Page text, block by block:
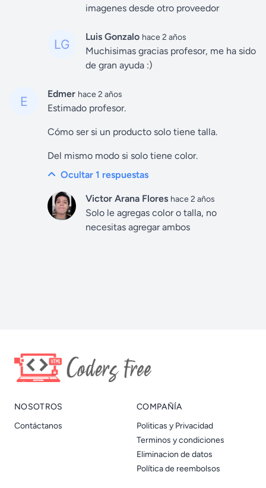
imagenes desde otro proveedor
Luis Gonzalo hace 2 años
Muchisimas gracias profesor, me ha sido
de gran ayuda :)
Edmer hace 2 años
Estimado profesor.
Cómo ser si un producto solo tiene talla.
Del mismo modo si solo tiene color.
Ocultar 1 respuestas
Victor Arana Flores hace 2 años
Solo le agregas color o talla, no
necesitas agregar ambos
NOSOTROS
Contáctanos
COMPAÑÍA
Politicas y Privacidad
Terminos y condiciones
Eliminacion de datos
Política de reembolsos